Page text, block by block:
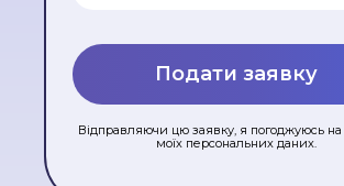
Подати заявку
Відправляючи цю заявку, я погоджуюсь на
моїх персональних даних.